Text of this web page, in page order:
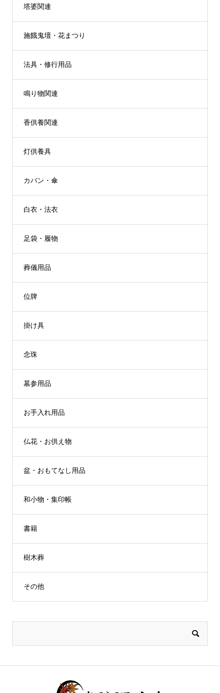
塔婆関連
施餓鬼壇・花まつり
法具・修行用品
鳴り物関連
香供養関連
灯供養具
カバン・傘
白衣・法衣
足袋・履物
葬儀用品
位牌
掛け具
念珠
墓参用品
お手入れ用品
仏花・お供え物
盆・おもてなし用品
和小物・集印帳
書籍
樹木葬
その他